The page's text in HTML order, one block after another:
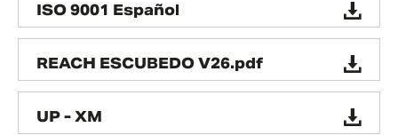
ISO 9001 Español
REACH ESCUBEDO V26.pdf
UP - XM